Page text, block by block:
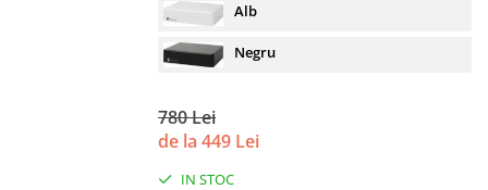
Alb
Negru
780 Lei
de la 449 Lei
IN STOC